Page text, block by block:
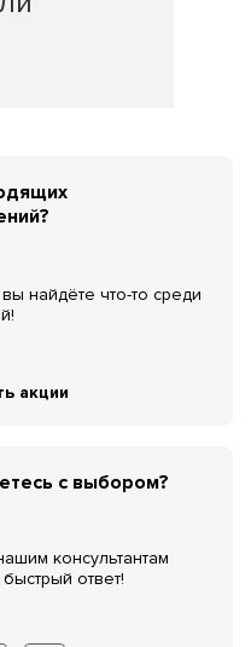
найдёте что-то среди
акции
с выбором?
консультантам
ответ!